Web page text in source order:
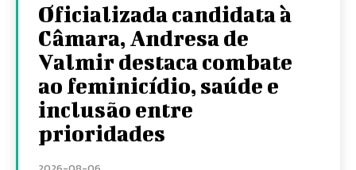
Oficializada candidata à
Câmara, Andresa de
Valmir destaca combate
ao feminicídio, saúde e
inclusão entre
prioridades